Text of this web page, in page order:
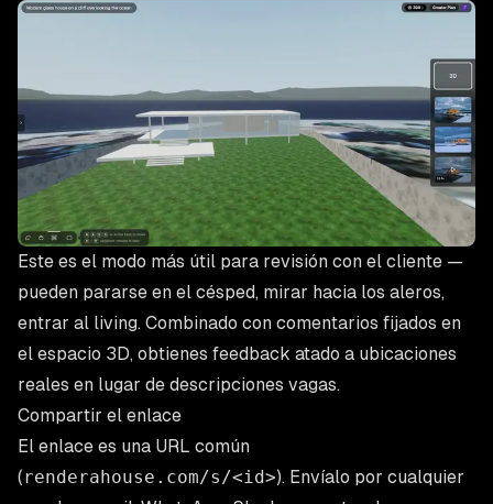
Este es el modo más útil para revisión con el cliente —
pueden pararse en el césped, mirar hacia los aleros,
entrar al living. Combinado con comentarios fijados en
el espacio 3D, obtienes feedback atado a ubicaciones
reales en lugar de descripciones vagas.
Compartir el enlace
El enlace es una URL común
(renderahouse.com/s/<id>). Envíalo por cualquier